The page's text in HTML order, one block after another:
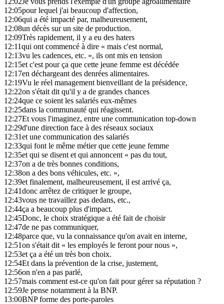
12:05pour lequel j'ai beaucoup d'affection,
12:06qui a été impacté par, malheureusement,
12:08un décès sur un site de production.
12:09Très rapidement, il y a eu des haters
12:11qui ont commencé à dire « mais c'est normal,
12:13vu les cadences, etc. », ils ont mis en tension
12:15et c'est pour ça que cette jeune femme est décédée
12:17en déchargeant des denrées alimentaires.
12:19Vu le réel management bienveillant de la présidence,
12:22on s'était dit qu'il y a de grandes chances
12:24que ce soient les salariés eux-mêmes
12:25dans la communauté qui réagissent.
12:27Et vous l'imaginez, entre une communication top-down
12:29d'une direction face à des réseaux sociaux
12:31et une communication des salariés
12:33qui font le même métier que cette jeune femme
12:35et qui se disent et qui annoncent « pas du tout,
12:37on a de très bonnes conditions,
12:38on a des bons véhicules, etc. »,
12:39et finalement, malheureusement, il est arrivé ça,
12:41donc arrêtez de critiquer le groupe,
12:43vous ne travaillez pas dedans, etc.,
12:44ça a beaucoup plus d'impact.
12:45Donc, le choix stratégique a été fait de choisir
12:47de ne pas communiquer,
12:48parce que, vu la connaissance qu'on avait en interne,
12:51on s'était dit « les employés le feront pour nous »,
12:53et ça a été un très bon choix.
12:54Et dans la prévention de la crise, justement,
12:56on n'en a pas parlé,
12:57mais comment est-ce qu'on fait pour gérer sa réputation ?
12:59Je pense notamment à la BNP.
13:00BNP forme des porte-paroles